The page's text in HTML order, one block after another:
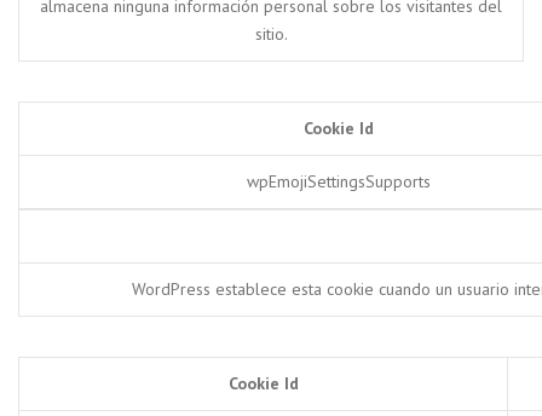
almacena ninguna información personal sobre los visitantes del
sitio.
Cookie Id
wpEmojiSettingsSupports
WordPress establece esta cookie cuando un usuario
Cookie Id